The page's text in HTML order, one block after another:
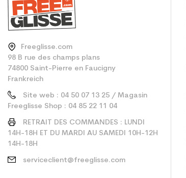
Freeglisse.com
98 B rue des champs plans
74800 Saint-Pierre en Faucigny
Frankreich
Site web : 04 50 07 13 25 / Magasin
Freeglisse Shop : 04 85 22 11 04
RETRAIT DES COMMANDES : LUNDI
14H-18H ET DU MARDI AU SAMEDI 10H-12H
14H-18H
serviceclient@freeglisse.com